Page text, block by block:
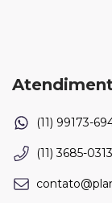
(11) 3685-0313